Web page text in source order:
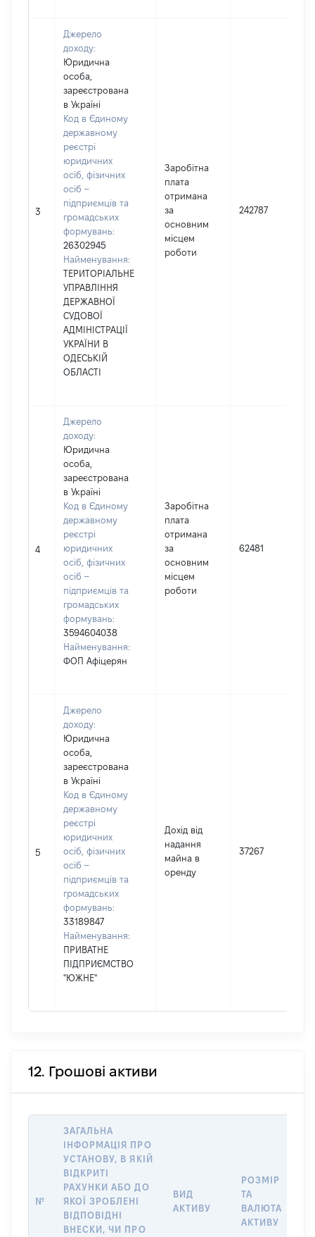
3
Джерело
доходу:
Юридична
особа,
зареєстрована
в Україні
Код в Єдиному
державному
реєстрі
юридичних
осіб, фізичних
осіб –
підприємців та
громадських
формувань:
26302945
Найменування:
ТЕРИТОРІАЛЬНЕ
УПРАВЛІННЯ
ДЕРЖАВНОЇ
СУДОВОЇ
АДМІНІСТРАЦІЇ
УКРАЇНИ В
ОДЕСЬКІЙ
ОБЛАСТІ
Заробітна
плата
отримана
за
основним
місцем
роботи
242787
4
Джерело
доходу:
Юридична
особа,
зареєстрована
в Україні
Код в Єдиному
державному
реєстрі
юридичних
осіб, фізичних
осіб –
підприємців та
громадських
формувань:
3594604038
Найменування:
ФОП Афіцерян
Заробітна
плата
отримана
за
основним
місцем
роботи
62481
5
Джерело
доходу:
Юридична
особа,
зареєстрована
в Україні
Код в Єдиному
державному
реєстрі
юридичних
осіб, фізичних
осіб –
підприємців та
громадських
формувань:
33189847
Найменування:
ПРИВАТНЕ
ПІДПРИЄМСТВО
"ЮЖНЕ"
Дохід від
надання
майна в
оренду
37267
12. Грошові активи
№
ЗАГАЛЬНА
ІНФОРМАЦІЯ ПРО
УСТАНОВУ, В ЯКІЙ
ВІДКРИТІ
РАХУНКИ АБО ДО
ЯКОЇ ЗРОБЛЕНІ
ВІДПОВІДНІ
ВНЕСКИ, ЧИ ПРО
ВИД
АКТИВУ
РОЗМІР
ТА
ВАЛЮТА
АКТИВУ